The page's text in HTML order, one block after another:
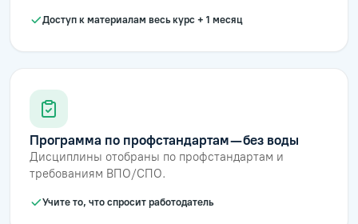
Доступ к материалам весь курс + 1 месяц
Программа по профстандартам — без воды
Дисциплины отобраны по профстандартам и
требованиям ВПО/СПО.
Учите то, что спросит работодатель